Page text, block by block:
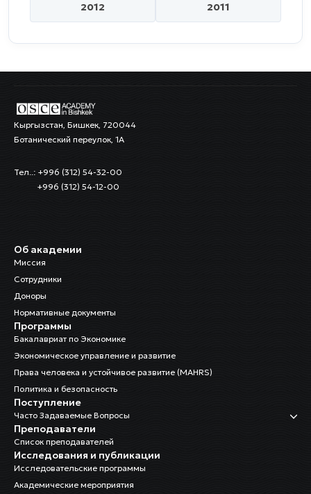
2012 2011
Кыргызстан, Бишкек, 720044
Ботанический переулок, 1А
Тел..: +996 (312) 54-32-00
+996 (312) 54-12-00
Об академии
Миссия
Сотрудники
Доноры
Нормативные документы
Программы
Бакалавриат по Экономике
Экономическое управление и развитие
Права человека и устойчивое развитие (MAHRS)
Политика и безопасность
Поступление
Часто Задаваемые Вопросы
Преподаватели
Список преподавателей
Исследования и публикации
Исследовательские программы
Академические мероприятия